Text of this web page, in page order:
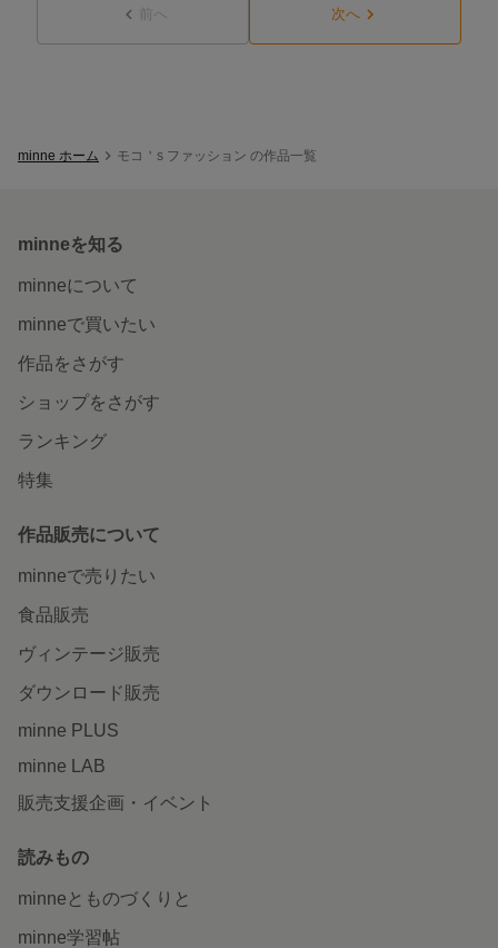
前へ 次へ
minne ホーム モコ＇s ファッション の作品一覧
minneを知る
minneについて
minneで買いたい
作品をさがす
ショップをさがす
ランキング
特集
作品販売について
minneで売りたい
食品販売
ヴィンテージ販売
ダウンロード販売
minne PLUS
minne LAB
販売支援企画・イベント
読みもの
minneとものづくりと
minne学習帖